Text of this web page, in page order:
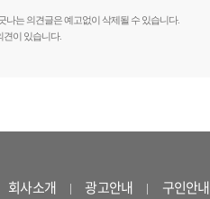
나는 의견글은 예고없이 삭제될 수 있습니다.
견이 있습니다.
회사소개 광고안내 구인안내